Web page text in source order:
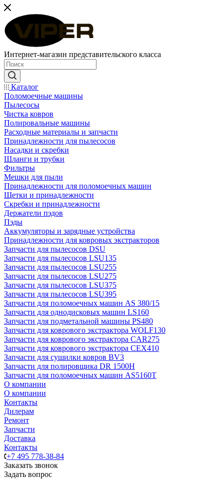
Интернет-магазин представительского класса
Каталог
Поломоечные машины
Пылесосы
Чистка ковров
Полировальные машины
Расходные материалы и запчасти
Принадлежности для пылесосов
Насадки и скребки
Шланги и трубки
Фильтры
Мешки для пыли
Принадлежности для поломоечных машин
Щетки и принадлежности
Скребки и принадлежности
Держатели пэдов
Пэды
Аккумуляторы и зарядные устройства
Принадлежности для ковровых экстракторов
Запчасти для пылесосов DSU
Запчасти для пылесосов LSU135
Запчасти для пылесосов LSU255
Запчасти для пылесосов LSU275
Запчасти для пылесосов LSU375
Запчасти для пылесосов LSU395
Запчасти для поломоечных машин AS 380/15
Запчасти для однодисковых машин LS160
Запчасти для подметальной машины PS480
Запчасти для коврового экстрактора WOLF130
Запчасти для коврового экстрактора CAR275
Запчасти для коврового экстрактора CEX410
Запчасти для сушилки ковров BV3
Запчасти для полировщика DR 1500H
Запчасти для поломоечных машин AS5160T
О компании
О компании
Контакты
Дилерам
Ремонт
Запчасти
Доставка
Контакты
+7 495 778-38-84
Заказать звонок
Задать вопрос